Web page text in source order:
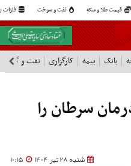
قیمت طلا و سکه نفت و سوخت فلزات
بانک بیمه کارگزاری نفت و گاز
سرطان را
شنبه 28 تیر 1404 10:15